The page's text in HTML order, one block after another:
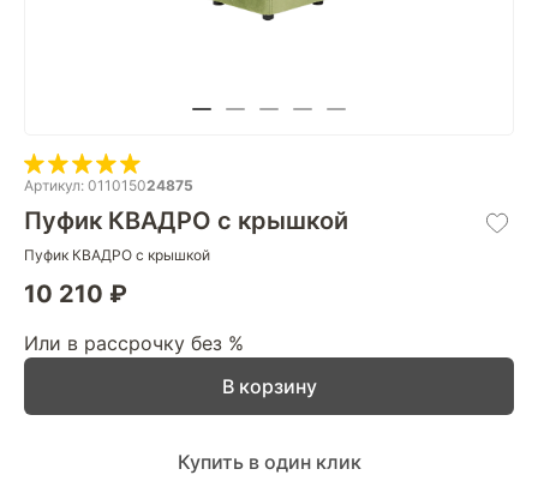
Артикул: 011015024875
Пуфик КВАДРО с крышкой
Пуфик КВАДРО с крышкой
10 210 ₽
Или в рассрочку без %
В корзину
Купить в один клик